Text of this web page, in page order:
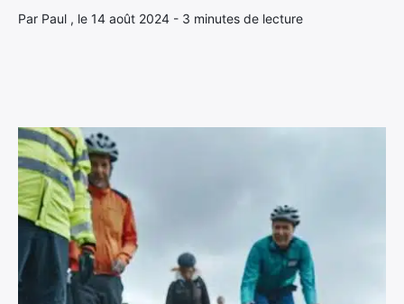
Par Paul , le 14 août 2024 - 3 minutes de lecture